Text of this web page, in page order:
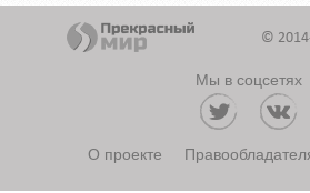
©
Мы в соцсетях
О проекте